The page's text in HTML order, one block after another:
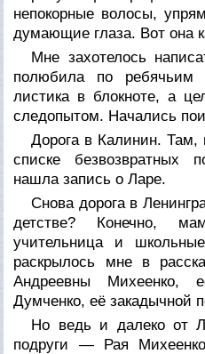
непокорные волосы,
думающие глаза. Вот она
Мне захотелось
полюбила по ребячьим
листика в блокноте, а
следопытом. Начались
Дорога в Калинин. Там,
списке безвозвратных
нашла запись о Ларе.
Снова дорога в
детстве? Конечно,
учительница и
раскрылось мне в
Андреевны
Думченко, её закадычной
Но ведь и далеко от
подруги — Рая